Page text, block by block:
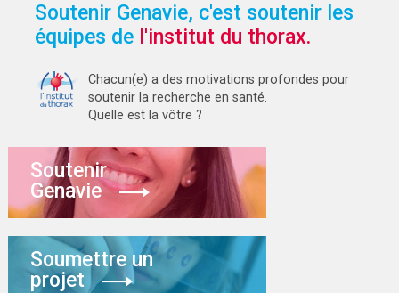
Soutenir Genavie, c'est soutenir les
équipes de l'institut du thorax.
Chacun(e) a des motivations profondes pour
soutenir la recherche en santé.
Quelle est la vôtre ?
Soutenir
Genavie
Soumettre un
projet